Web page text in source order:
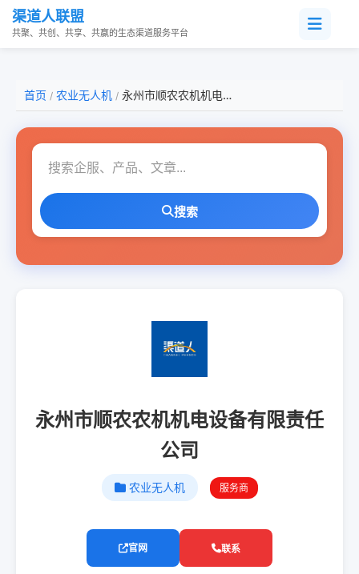
渠道人联盟
共聚、共创、共享、共赢的生态渠道服务平台
首页 / 农业无人机 / 永州市顺农农机机电设备有限责任公司
搜索
永州市顺农农机机电设备有限责任
公司
农业无人机 服务商
官网 联系